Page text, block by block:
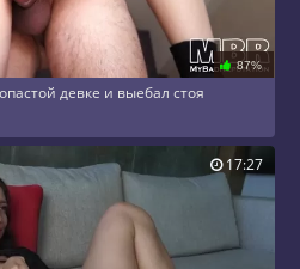
87%
девке и выебал стоя
17:27